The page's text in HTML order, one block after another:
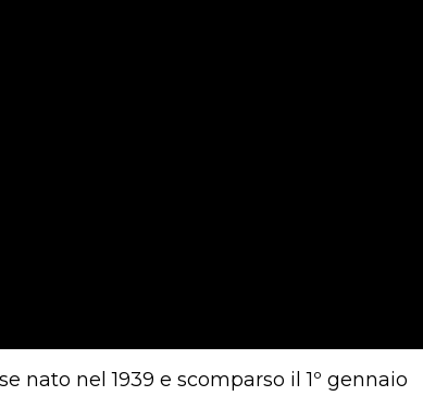
nato nel 1939 e scomparso il 1º gennaio